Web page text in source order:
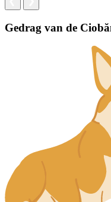
Gedrag van de